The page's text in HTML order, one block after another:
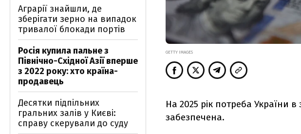
GETTY IMAGES
На 2025 рік потреба України
забезпечена.
Аграрії знайшли, де
зберігати зерно на випадок
тривалої блокади портів
Росія купила пальне з
Північно-Східної Азії вперше
з 2022 року: хто країна-
продавець
Десятки підпільних
гральних залів у Києві:
справу скерували до суду